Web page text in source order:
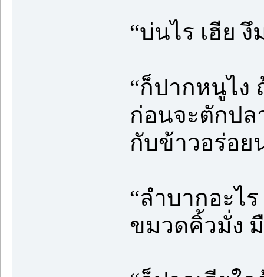
“บ่นไร เฮีย
“ก็ปากหนูไง
ก่อนจะตักปล
กับข้าวอร่อย
“ลำบากอะไ
ขมวดคิ้วมั่ง